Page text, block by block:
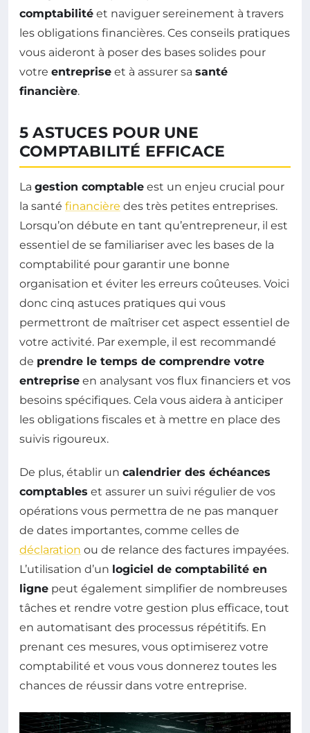
comptabilité et naviguer sereinement à travers
les obligations financières. Ces conseils pratiques
vous aideront à poser des bases solides pour
votre entreprise et à assurer sa santé
financière.
5 ASTUCES POUR UNE
COMPTABILITÉ EFFICACE
La gestion comptable est un enjeu crucial pour
la santé financière des très petites entreprises.
Lorsqu’on débute en tant qu’entrepreneur, il est
essentiel de se familiariser avec les bases de la
comptabilité pour garantir une bonne
organisation et éviter les erreurs coûteuses. Voici
donc cinq astuces pratiques qui vous
permettront de maîtriser cet aspect essentiel de
votre activité. Par exemple, il est recommandé
de prendre le temps de comprendre votre
entreprise en analysant vos flux financiers et vos
besoins spécifiques. Cela vous aidera à anticiper
les obligations fiscales et à mettre en place des
suivis rigoureux.
De plus, établir un calendrier des échéances
comptables et assurer un suivi régulier de vos
opérations vous permettra de ne pas manquer
de dates importantes, comme celles de
déclaration ou de relance des factures impayées.
L’utilisation d’un logiciel de comptabilité en
ligne peut également simplifier de nombreuses
tâches et rendre votre gestion plus efficace, tout
en automatisant des processus répétitifs. En
prenant ces mesures, vous optimiserez votre
comptabilité et vous vous donnerez toutes les
chances de réussir dans votre entreprise.